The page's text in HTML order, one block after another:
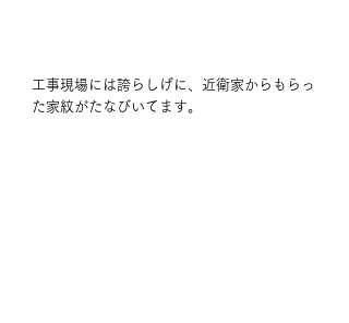
工事現場には誇らしげに、近衛家からもらっ
た家紋がたなびいてます。